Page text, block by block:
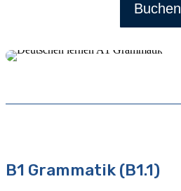
Buchen
B1 Grammatik (B1.1)